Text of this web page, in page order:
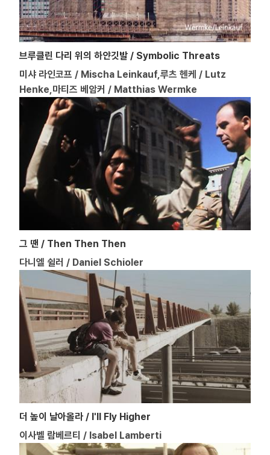
브루클린 다리 위의 하얀깃발 / Symbolic Threats
미샤 라인코프 / Mischa Leinkauf,루츠 헨케 / Lutz
Henke,마티즈 베암커 / Matthias Wermke
그 땐 / Then Then Then
다니엘 쉴러 / Daniel Schioler
더 높이 날아올라 / I'll Fly Higher
이사벨 람베르티 / Isabel Lamberti